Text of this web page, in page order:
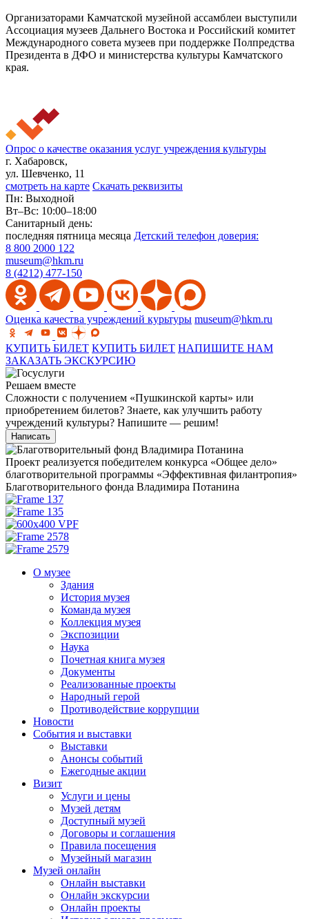
Организаторами Камчатской музейной ассамблеи выступили
Ассоциация музеев Дальнего Востока и Российский комитет
Международного совета музеев при поддержке Полпредства
Президента в ДФО и министерства культуры Камчатского
края.
Опрос о качестве оказания услуг учреждения культуры
г. Хабаровск,
ул. Шевченко, 11
смотреть на карте Скачать реквизиты
Пн: Выходной
Вт–Вс: 10:00–18:00
Санитарный день:
последняя пятница месяца Детский телефон доверия:
8 800 2000 122
museum@hkm.ru
8 (4212) 477-150
Оценка качества учреждений курьтуры museum@hkm.ru
КУПИТЬ БИЛЕТ КУПИТЬ БИЛЕТ НАПИШИТЕ НАМ
ЗАКАЗАТЬ ЭКСКУРСИЮ
Решаем вместе
Сложности с получением «Пушкинской карты» или
приобретением билетов? Знаете, как улучшить работу
учреждений культуры? Напишите — решим!
Написать
Проект реализуется победителем конкурса «Общее дело»
благотворительной программы «Эффективная филантропия»
Благотворительного фонда Владимира Потанина
О музее
Здания
История музея
Команда музея
Коллекция музея
Экспозиции
Наука
Почетная книга музея
Документы
Реализованные проекты
Народный герой
Противодействие коррупции
Новости
События и выставки
Выставки
Анонсы событий
Ежегодные акции
Визит
Услуги и цены
Музей детям
Доступный музей
Договоры и соглашения
Правила посещения
Музейный магазин
Музей онлайн
Онлайн выставки
Онлайн экскурсии
Онлайн проекты